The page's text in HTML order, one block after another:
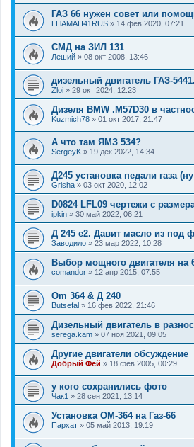
ГАЗ 66 нужен совет или
LLlAMAH41RUS » 14 фев 2020, 07:21
СМД на ЗИЛ 131
Леший » 08 окт 2008, 13:46
дизельный двигатель ГАЗ-
Zloi » 29 окт 2024, 12:23
Дизеля BMW .M57D30 в
Kuzmich78 » 01 окт 2017, 21:47
А что там ЯМЗ 534?
SergeyK » 19 дек 2022, 14:34
Д245 установка педали газа
Grisha » 03 окт 2020, 12:02
D0824 LFL09 чертежи с
ipkin » 30 май 2022, 06:21
Д 245 е2. Давит масло из под
Заводило » 23 мар 2022, 10:28
Выбор мощного двигателя на
comandor » 12 апр 2015, 07:55
Om 364 & Д 240
Butsefal » 16 фев 2022, 21:46
Дизельный двигатель в
serega.kam » 07 ноя 2021, 09:05
Другие двигатели обсуждение
Добрый Фей » 18 фев 2005, 00:29
у кого сохранились фото
Чак1 » 28 сен 2021, 13:14
Установка ОМ-364 на Газ-66
Пархат » 05 май 2013, 19:19